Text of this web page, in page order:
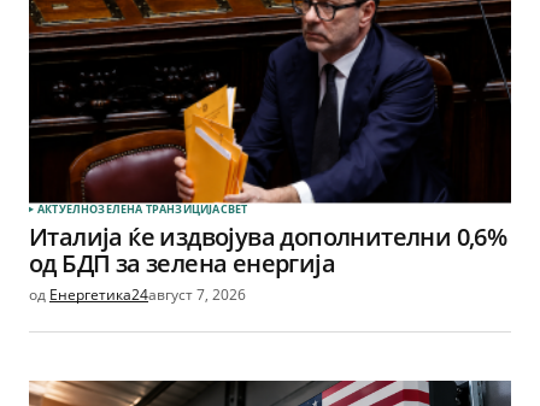
АКТУЕЛНОЗЕЛЕНА ТРАНЗИЦИЈАСВЕТ
Италија ќе издвојува дополнителни 0,6%
од БДП за зелена енергија
од Енергетика24август 7, 2026